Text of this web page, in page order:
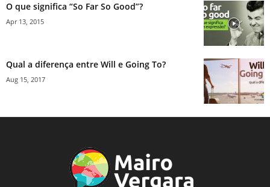
O que significa “So Far So Good”?
Apr 13, 2015
Qual a diferença entre Will e Going To?
Aug 15, 2017